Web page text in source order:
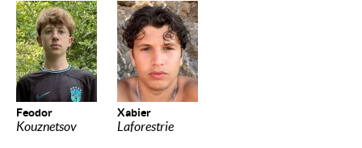
Feodor
Kouznetsov
Xabier
Laforestrie